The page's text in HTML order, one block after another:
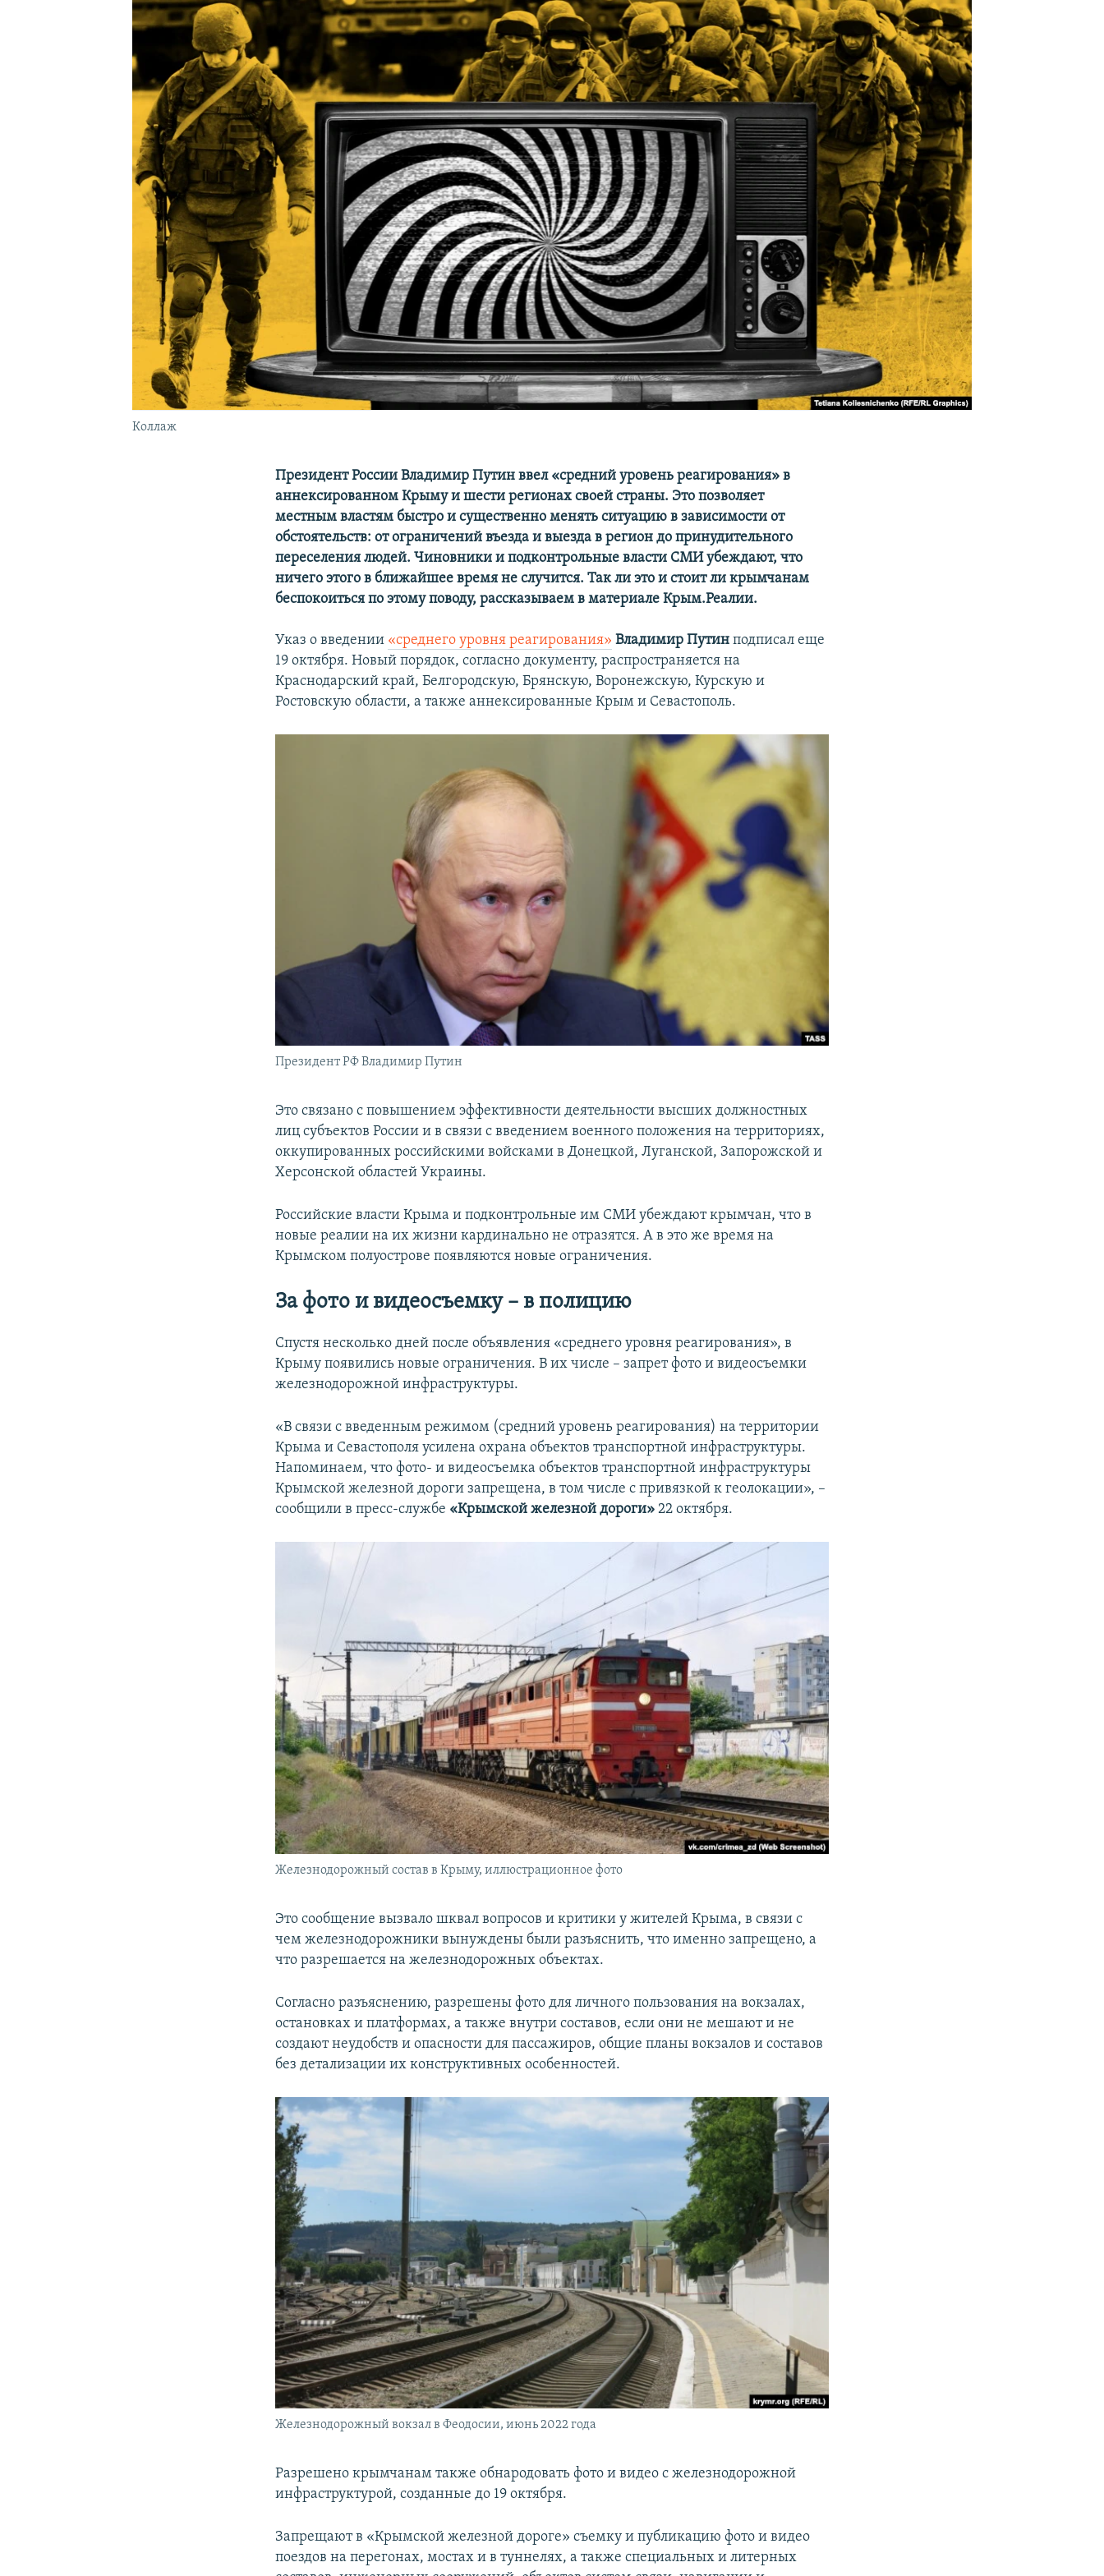
КРЫМ.НЕПОКОРЕННЫЙ
УКРАИНСКАЯ ПРОБЛЕМА КРЫМА
Коллаж
Президент России Владимир Путин ввел «средний уровень реагирования» в
аннексированном Крыму и шести регионах своей страны. Это позволяет
местным властям быстро и существенно менять ситуацию в зависимости от
обстоятельств: от ограничений въезда и выезда в регион до принудительного
переселения людей. Чиновники и подконтрольные власти СМИ убеждают, что
ничего этого в ближайшее время не случится. Так ли это и стоит ли крымчанам
беспокоиться по этому поводу, рассказываем в материале Крым.Реалии.
Указ о введении «среднего уровня реагирования» Владимир Путин подписал еще
19 октября. Новый порядок, согласно документу, распространяется на
Краснодарский край, Белгородскую, Брянскую, Воронежскую, Курскую и
Ростовскую области, а также аннексированные Крым и Севастополь.
Президент РФ Владимир Путин
Это связано с повышением эффективности деятельности высших должностных
лиц субъектов России и в связи с введением военного положения на территориях,
оккупированных российскими войсками в Донецкой, Луганской, Запорожской и
Херсонской областей Украины.
Российские власти Крыма и подконтрольные им СМИ убеждают крымчан, что в
новые реалии на их жизни кардинально не отразятся. А в это же время на
Крымском полуострове появляются новые ограничения.
За фото и видеосъемку – в полицию
Спустя несколько дней после объявления «среднего уровня реагирования», в
Крыму появились новые ограничения. В их числе – запрет фото и видеосъемки
железнодорожной инфраструктуры.
«В связи с введенным режимом (средний уровень реагирования) на территории
Крыма и Севастополя усилена охрана объектов транспортной инфраструктуры.
Напоминаем, что фото- и видеосъемка объектов транспортной инфраструктуры
Крымской железной дороги запрещена, в том числе с привязкой к геолокации», –
сообщили в пресс-службе «Крымской железной дороги» 22 октября.
Железнодорожный состав в Крыму, иллюстрационное фото
Это сообщение вызвало шквал вопросов и критики у жителей Крыма, в связи с
чем железнодорожники вынуждены были разъяснить, что именно запрещено, а
что разрешается на железнодорожных объектах.
Согласно разъяснению, разрешены фото для личного пользования на вокзалах,
остановках и платформах, а также внутри составов, если они не мешают и не
создают неудобств и опасности для пассажиров, общие планы вокзалов и составов
без детализации их конструктивных особенностей.
Железнодорожный вокзал в Феодосии, июнь 2022 года
Разрешено крымчанам также обнародовать фото и видео с железнодорожной
инфраструктурой, созданные до 19 октября.
Запрещают в «Крымской железной дороге» съемку и публикацию фото и видео
поездов на перегонах, мостах и в туннелях, а также специальных и литерных